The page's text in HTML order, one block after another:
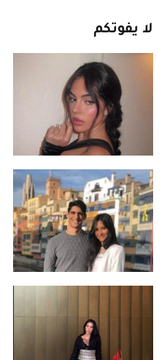
لا يفوتكم